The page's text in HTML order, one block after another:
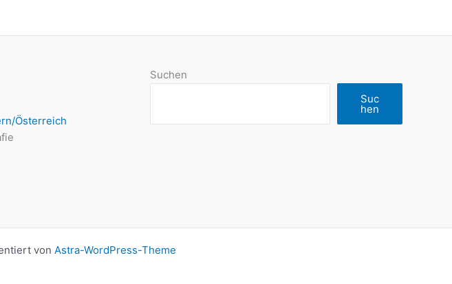
Österreich
Suchen
Suc
hen
von Astra-WordPress-Theme